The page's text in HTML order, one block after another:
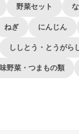
野菜セット
ねぎ にんじん
ししとう・とうがら
野菜・つまもの類